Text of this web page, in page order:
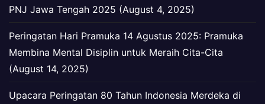
PNJ Jawa Tengah 2025 (August 4, 2025)
Peringatan Hari Pramuka 14 Agustus 2025: Pramuka
Membina Mental Disiplin untuk Meraih Cita-Cita
(August 14, 2025)
Upacara Peringatan 80 Tahun Indonesia Merdeka di